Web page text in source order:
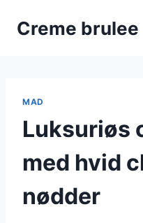
Creme brulee
MAD
Luksuriøs
med hvid
nødder